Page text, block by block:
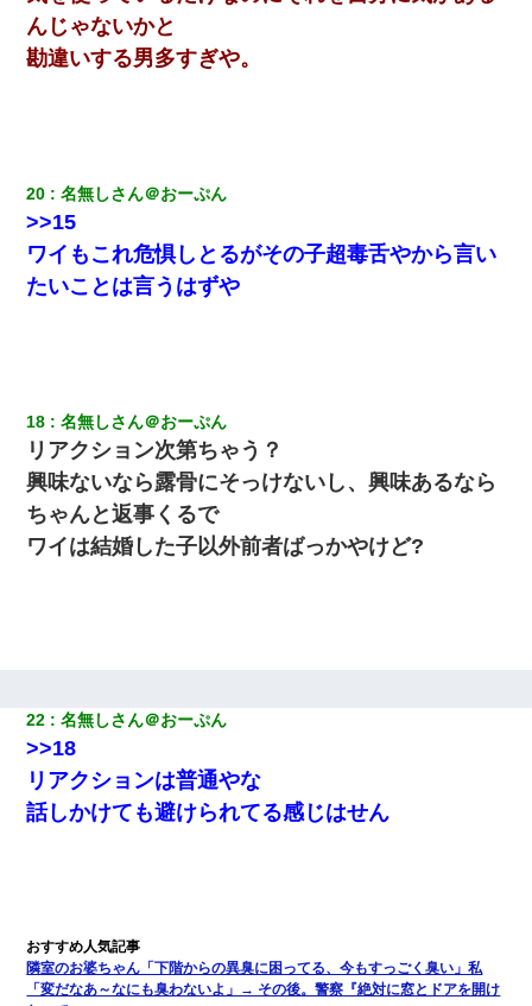
んじゃないかと
勘違いする男多すぎや。
20 名無しさん＠おーぷん
>>15
ワイもこれ危惧しとるがその子超毒舌やから言い
たいことは言うはずや
18 名無しさん＠おーぷん
リアクション次第ちゃう？
興味ないなら露骨にそっけないし、興味あるなら
ちゃんと返事くるで
ワイは結婚した子以外前者ばっかやけど?
22 名無しさん＠おーぷん
>>18
リアクションは普通やな
話しかけても避けられてる感じはせん
隣室のお婆ちゃん「下階からの異臭に困ってる、今もすっごく臭い」私
「変だなあ～なにも臭わないよ」→ その後。警察『絶対に窓とドアを開け